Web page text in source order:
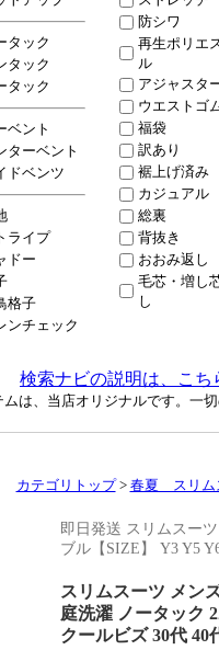
カテゴリトップ> 春夏 スリム
即日発送 スリムスー
ブル【SIZE】 Y3 Y5
スリムスーツ メン
庭洗濯 ノータック
クールビズ 30代 40